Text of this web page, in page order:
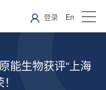
登录 En
能生物获评“上海